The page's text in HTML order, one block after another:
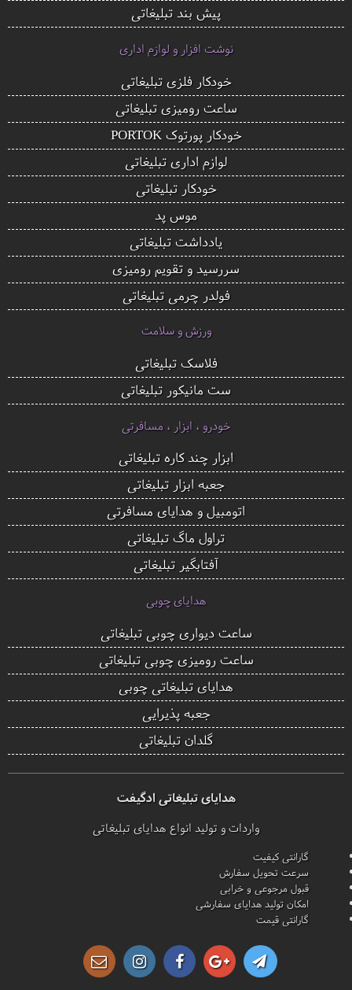
پیش بند تبلیغاتی
نوشت افزار و لوازم اداری
خودکار فلزی تبلیغاتی
ساعت رومیزی تبلیغاتی
خودکار پورتوک PORTOK
لوازم اداری تبلیغاتی
خودکار تبلیغاتی
موس پد
یادداشت تبلیغاتی
سررسید و تقویم رومیزی
فولدر چرمی تبلیغاتی
ورزش و سلامت
فلاسک تبلیغاتی
ست مانیکور تبلیغاتی
خودرو ، ابزار ، مسافرتی
ابزار چند کاره تبلیغاتی
جعبه ابزار تبلیغاتی
اتومبیل و هدایای مسافرتی
تراول ماگ تبلیغاتی
آفتابگیر تبلیغاتی
هدایای چوبی
ساعت دیواری چوبی تبلیغاتی
ساعت رومیزی چوبی تبلیغاتی
هدایای تبلیغاتی چوبی
جعبه پذیرایی
گلدان تبلیغاتی
هدایای تبلیغاتی ادگیفت
واردات و تولید انواع هدایای تبلیغاتی
گارانتی کیفیت
سرعت تحویل سفارش
قبول مرجوعی و خرابی
امکان تولید هدایای سفارشی
گارانتی قیمت